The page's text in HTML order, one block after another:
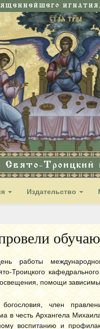
Свято-Троицкий
Издательство
работы
Троицкого
помощи
член
в честь Архангела
воспитанию и